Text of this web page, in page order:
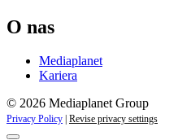
O nas
Mediaplanet
Kariera
© 2026 Mediaplanet Group
Privacy Policy Revise privacy settings